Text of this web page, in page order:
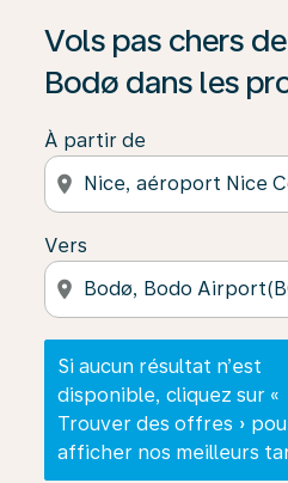
Vols pas chers
Bodø dans les
À partir de
location_on
Vers
location_on
Si aucun résultat n’est
disponible, cliquez sur «
Trouver des offres »
afficher nos meilleurs
Si aucun résultat n’est